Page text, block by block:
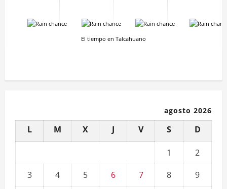
- - - -
El tiempo en Talcahuano
agosto 2026
L M X J V S D
1
2
3
4 5 6 7 8
9